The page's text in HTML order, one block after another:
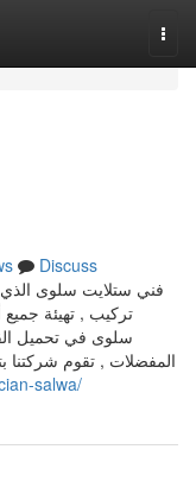
Discuss
فني ستلايت سلوى
تركيب , تهيئة
سلوى في تحميل
المفضلات , تقوم شركتنا
salwa/